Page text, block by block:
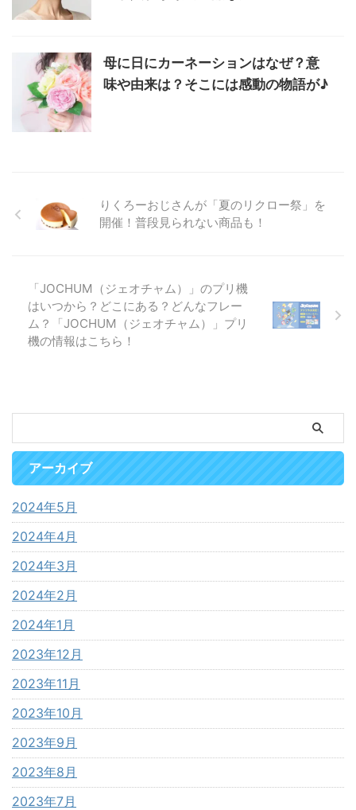
母に日にカーネーションはなぜ？意
味や由来は？そこには感動の物語が♪
りくろーおじさんが「夏のリクロー祭」を
開催！普段見られない商品も！
「JOCHUM（ジェオチャム）」のプリ機
はいつから？どこにある？どんなフレー
ム？「JOCHUM（ジェオチャム）」プリ
機の情報はこちら！
アーカイブ
2024年5月
2024年4月
2024年3月
2024年2月
2024年1月
2023年12月
2023年11月
2023年10月
2023年9月
2023年8月
2023年7月